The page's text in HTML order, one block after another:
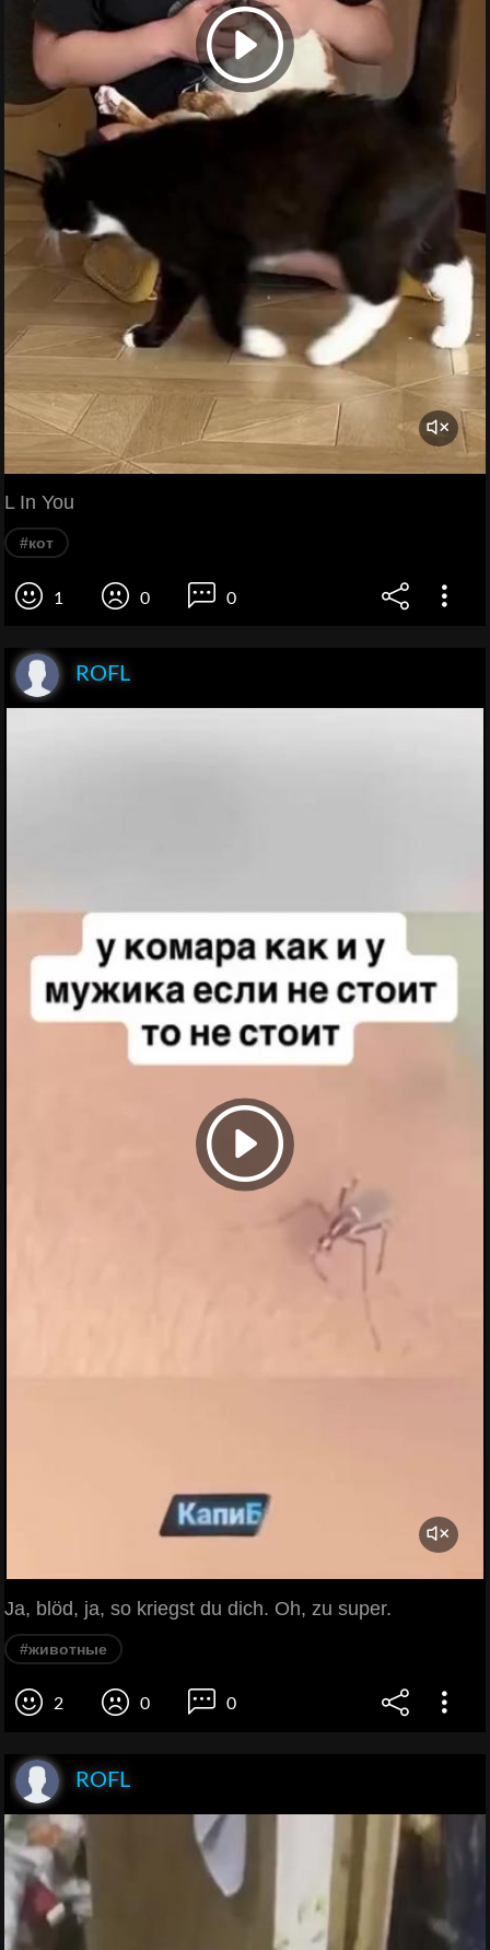
L In You
#кот
1 0 0
ROFL
Ja, blöd, ja, so kriegst du dich. Oh, zu super.
#животные
2 0 0
ROFL